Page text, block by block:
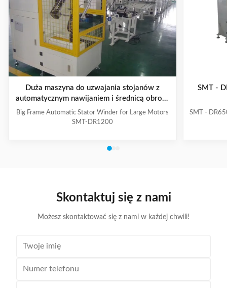
Duża maszyna do uzwajania stojanów z
automatycznym nawijaniem i średnicą obrotu
≤900 mm dla dużych silników
Big Frame Automatic Stator Winder for Large Motors
SMT-DR1200
SMT -
SMT -
Skontaktuj się z nami
Możesz skontaktować się z nami w każdej chwili!